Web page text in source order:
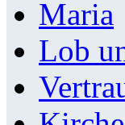
Maria
Lob